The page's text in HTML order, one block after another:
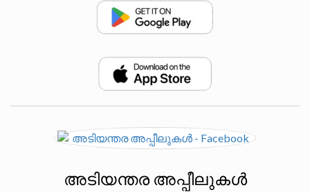
അടിയന്തര അപ്പീലുകൾ